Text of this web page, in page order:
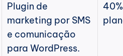
Plugin de
marketing por SMS
e comunicação
para WordPress.